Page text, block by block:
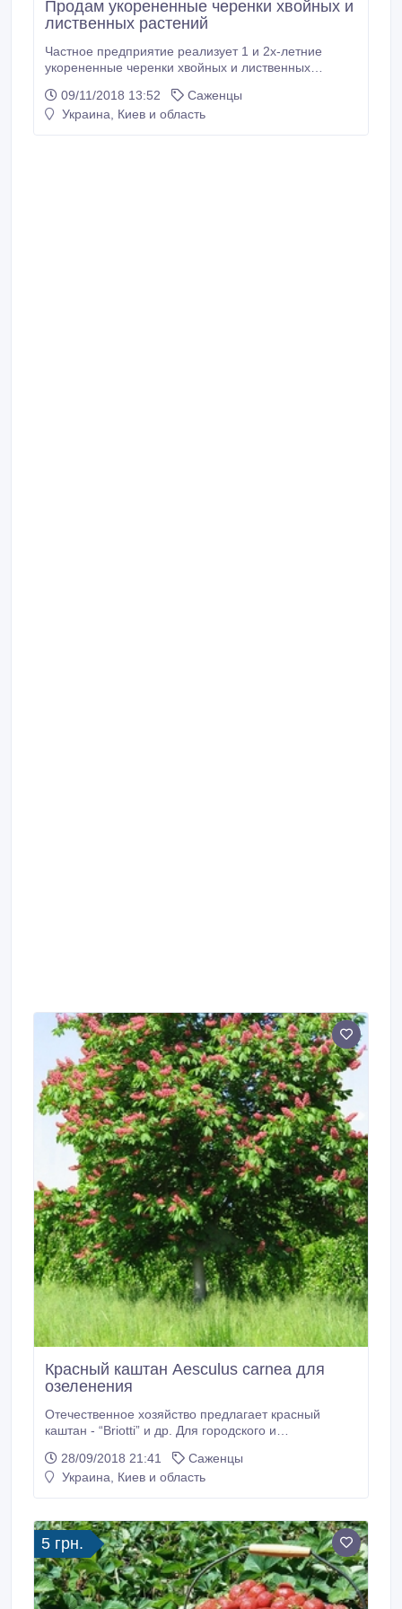
Продам укорененные черенки хвойных и
лиственных растений
Частное предприятие реализует 1 и 2х-летние
укорененные черенки хвойных и лиственных
самшит, дерен, пузыреплодник и др..
09/11/2018 13:52
Саженцы
Украина, Киев и область
Красный каштан Aesculus carnea для
озеленения
Отечественное хозяйство предлагает красный
каштан - “Briotti” и др. Для городского и
каштановой молью. Соцветия розово-красные.
Формированная корневая система. Ровный высокий
засухе.
28/09/2018 21:41
Саженцы
Украина, Киев и область
5 грн.